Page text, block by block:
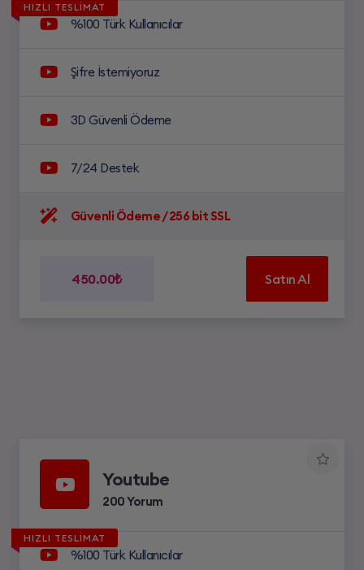
HIZLI TESLİMAT
%100 Türk Kullanıcılar
Şifre İstemiyoruz
3D Güvenli Ödeme
7/24 Destek
Güvenli Ödeme / 256 bit SSL
450.00₺ Satın Al
Youtube
200 Yorum
HIZLI TESLİMAT
%100 Türk Kullanıcılar